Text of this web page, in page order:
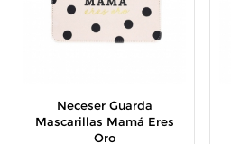
Neceser Guarda
Mascarillas Mamá Eres
Oro